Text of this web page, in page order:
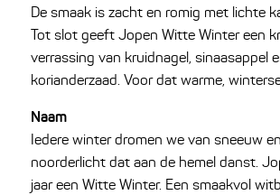
De smaak is zacht en romig met lichte
Tot slot geeft Jopen Witte Winter een
verrassing van kruidnagel, sinaasappel
korianderzaad. Voor dat warme,
Naam
Iedere winter dromen we van sneeuw
noorderlicht dat aan de hemel danst.
jaar een Witte Winter. Een smaakvol